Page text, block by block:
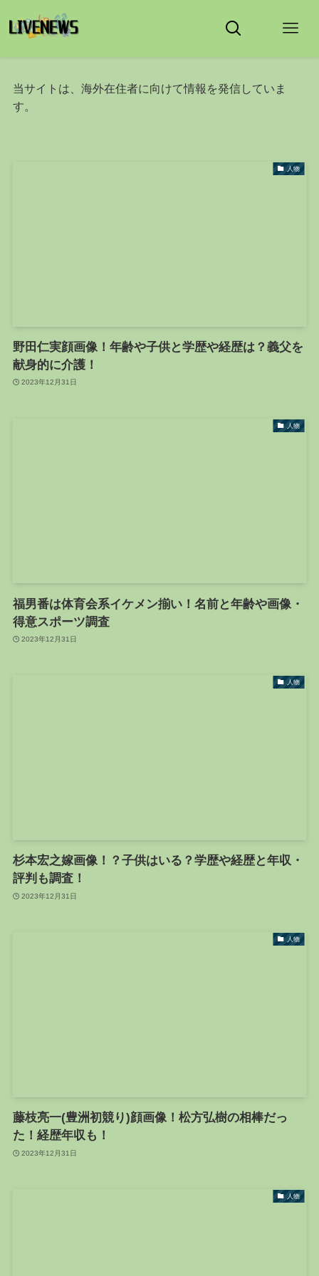
当サイトは、海外在住者に向けて情報を発信していま
す。
人物
野田仁実顔画像！年齢や子供と学歴や経歴は？義父を
献身的に介護！
2023年12月31日
人物
福男番は体育会系イケメン揃い！名前と年齢や画像・
得意スポーツ調査
2023年12月31日
人物
杉本宏之嫁画像！？子供はいる？学歴や経歴と年収・
評判も調査！
2023年12月31日
人物
藤枝亮一(豊洲初競り)顔画像！松方弘樹の相棒だっ
た！経歴年収も！
2023年12月31日
人物